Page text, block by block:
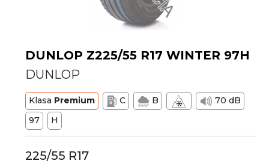
DUNLOP Z225/55 R17 WINTER 97H
DUNLOP
Klasa Premium C B
70 dB
97
H
225/55 R17